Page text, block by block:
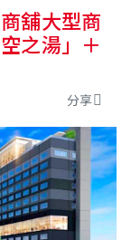
舖大型商
之湯」＋
分享